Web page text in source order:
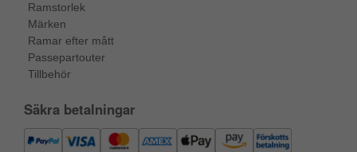
Ramstorlek
Märken
Ramar efter mått
Passepartouter
Tillbehör
Säkra betalningar